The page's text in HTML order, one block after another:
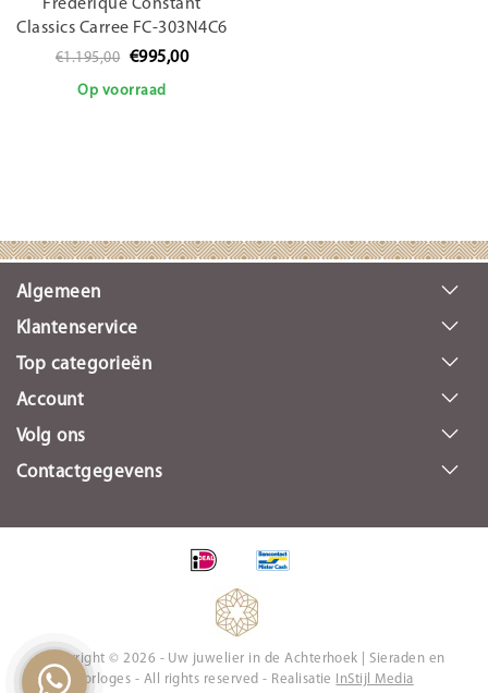
Frederique Constant
Classics Carree FC-303N4C6
€1.195,00 €995,00
Op voorraad
Algemeen
Klantenservice
Top categorieën
Account
Volg ons
Contactgegevens
Copyright © 2026 - Uw juwelier in de Achterhoek | Sieraden en
Horloges - All rights reserved - Realisatie
InStijl Media